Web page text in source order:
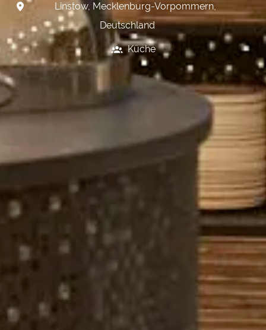
Linstow, Mecklenburg-Vorpommern,
Deutschland
Küche